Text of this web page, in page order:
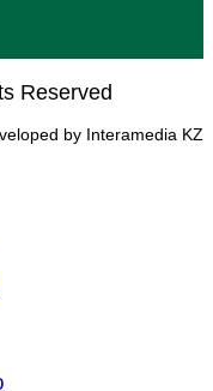
Reserved
by Interamedia KZ